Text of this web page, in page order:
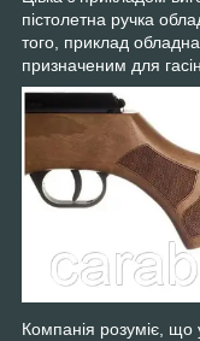
пістолетна ручка
того, приклад
призначеним для
Компанія розуміє, що